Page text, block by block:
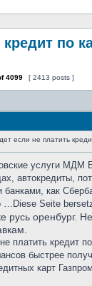
по
4099 [ 2413 posts ]
если не платить
услуги
автокредиты,
банками, как
…Diese Seite
русь оренбург.
платить кредит
быстрее
карт